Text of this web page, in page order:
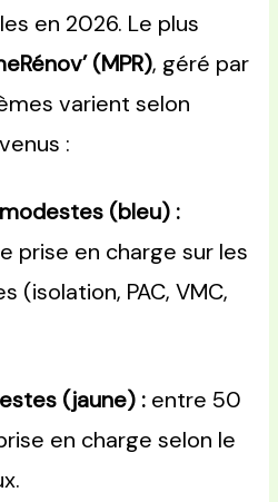
en 2026. Le plus
(MPR), géré par
varient selon
:
(bleu) :
prise en charge sur les
(isolation, PAC, VMC,
(jaune) : entre 50
en charge selon le